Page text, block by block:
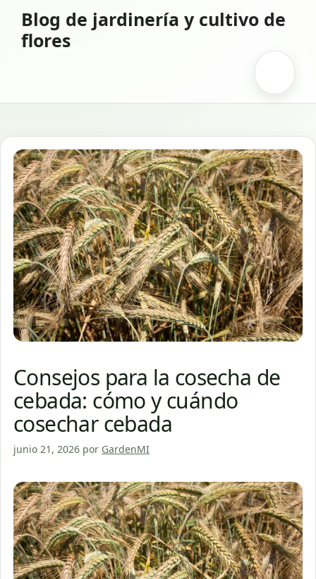
contenido
Blog de jardinería y cultivo de
flores
Consejos para la cosecha de
cebada: cómo y cuándo
cosechar cebada
junio 21, 2026 por GardenMI